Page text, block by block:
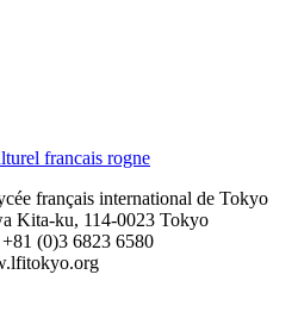
français international de Tokyo
Kita-ku, 114-0023 Tokyo
(0)3 6823 6580